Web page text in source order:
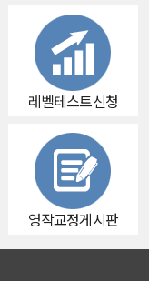
레벨테스트신청
영작교정게시판